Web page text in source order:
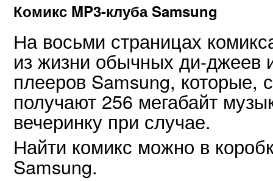
Комикс MP3-клуба Samsung
На восьми страницах
из жизни обычных ди-джеев
плееров Samsung, которые,
получают 256 мегабайт
вечеринку при случае.
Найти комикс можно в
Samsung.